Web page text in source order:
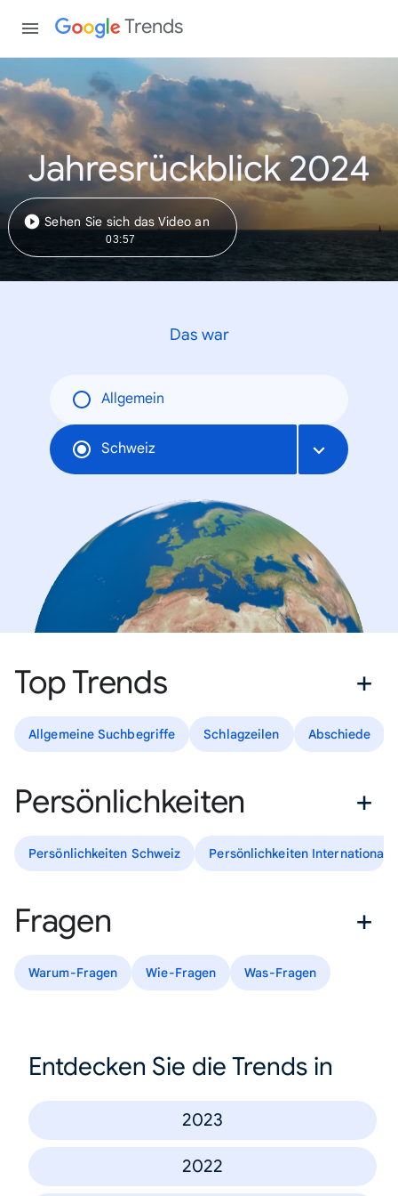
Trends
Jahresrückblick 2024
Sehen Sie sich das Video an
03:57
Das war
Allgemein
Schweiz
Top Trends
Allgemeine Suchbegriffe Schlagzeilen Abschiede
Persönlichkeiten
Persönlichkeiten Schweiz Persönlichkeiten International
Fragen
Warum-Fragen Wie-Fragen Was-Fragen
Entdecken Sie die Trends in
2023
2022